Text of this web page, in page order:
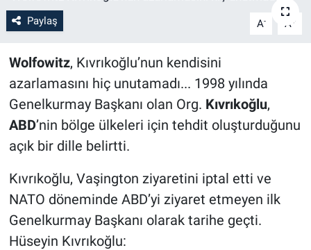
Paylaş A- A +
Wolfowitz, Kıvrıkoğlu’nun kendisini
azarlamasını hiç unutamadı... 1998 yılında
Genelkurmay Başkanı olan Org. Kıvrıkoğlu,
ABD’nin bölge ülkeleri için tehdit oluşturduğunu
açık bir dille belirtti.
Kıvrıkoğlu, Vaşington ziyaretini iptal etti ve
NATO döneminde ABD’yi ziyaret etmeyen ilk
Genelkurmay Başkanı olarak tarihe geçti.
Hüseyin Kıvrıkoğlu: